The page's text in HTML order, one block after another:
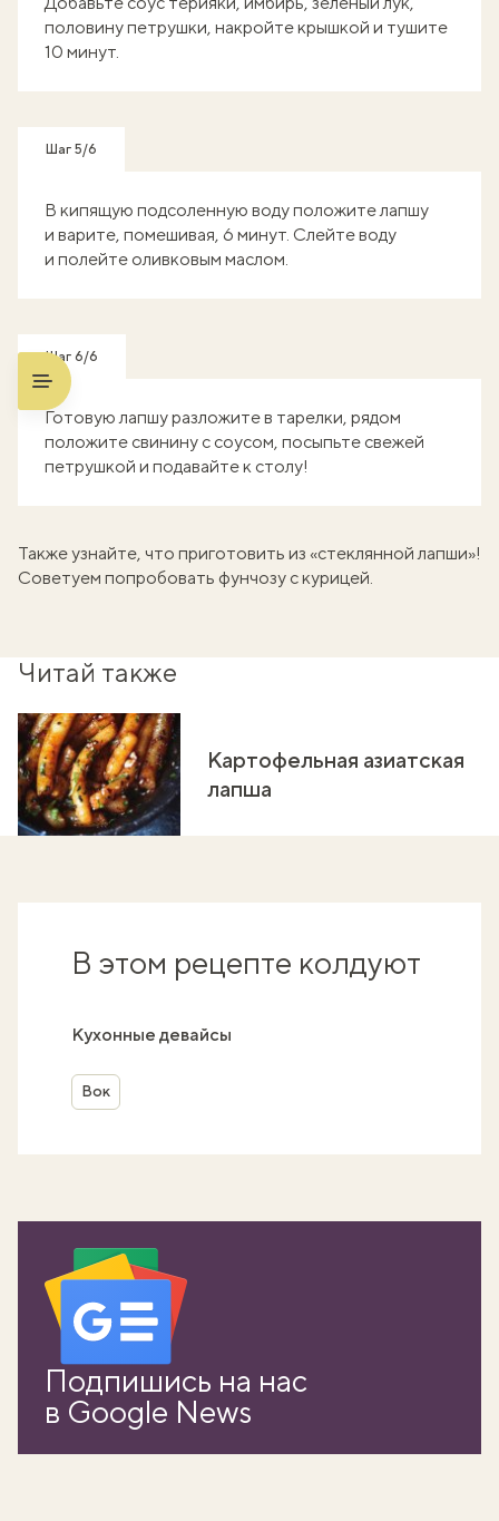
половину петрушки, накройте крышкой и тушите
10 минут.
Шаг 5/6
В кипящую подсоленную воду положите лапшу
и варите, помешивая, 6 минут. Слейте воду
и полейте оливковым маслом.
Шаг 6/6
Готовую лапшу разложите в тарелки, рядом
положите свинину с соусом, посыпьте свежей
петрушкой и подавайте к столу!
Также узнайте, что приготовить из «стеклянной лапши»!
Советуем попробовать фунчозу с курицей.
Читай также
Картофельная азиатская
лапша
В этом рецепте колдуют
Кухонные девайсы
Вок
Подпишись на нас
в Google News